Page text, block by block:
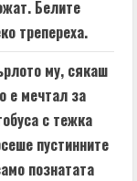
Белите
трепереха.
му, сякаш
е мечтал за
с тежка
пустинните
познатата